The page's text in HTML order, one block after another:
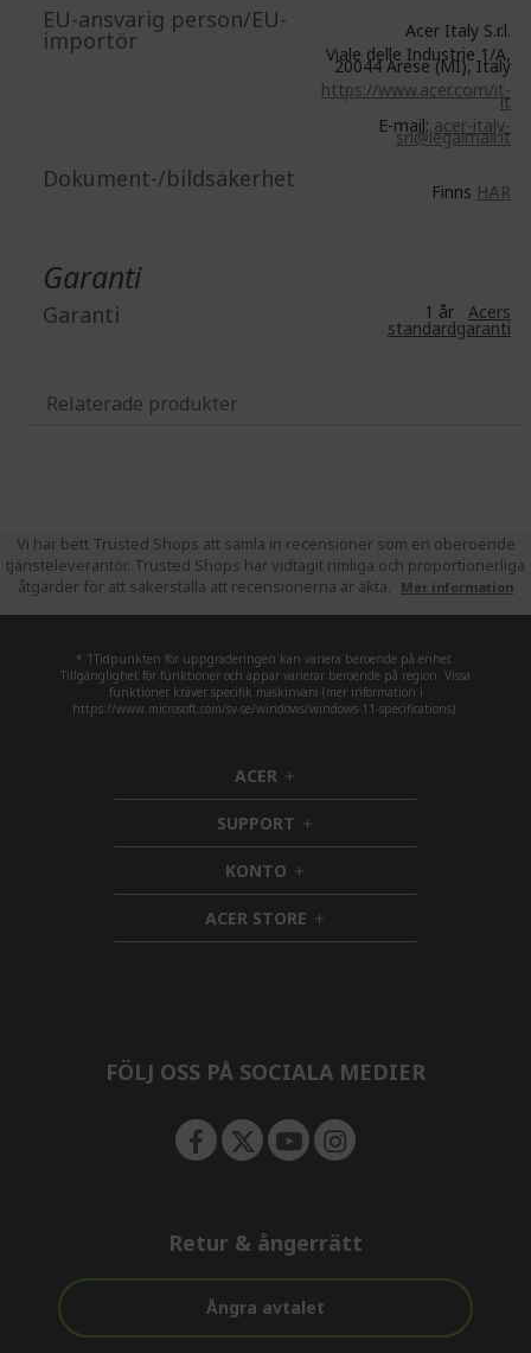
EU-ansvarig person/EU-
importör
Acer Italy S.r.l.
Viale delle Industrie 1/A,
20044 Arese (MI), Italy
https://www.acer.com/it-
it
E-mail:acer-italy-
srl@legalmail.it
Dokument-/bildsäkerhet Finns HÄR
Garanti
Garanti 1 år Acers
standardgaranti
Relaterade produkter
Vi har bett Trusted Shops att samla in recensioner som en oberoende
tjänsteleverantör. Trusted Shops har vidtagit rimliga och proportionerliga
åtgärder för att säkerställa att recensionerna är äkta.
Mer information
* 1Tidpunkten för uppgraderingen kan variera beroende på enhet.
Tillgänglighet för funktioner och appar varierar beroende på region. Vissa
funktioner kräver specifik maskinvara (mer information i
https://www.microsoft.com/sv-se/windows/windows-11-specifications).
ACER h
i
d
d
e
n
SUPPORT h
i
d
d
e
n
KONTO h
i
d
d
ACER STORE h
i
FÖLJ OSS PÅ SOCIALA MEDIER
Retur & ångerrätt
Ångra avtalet